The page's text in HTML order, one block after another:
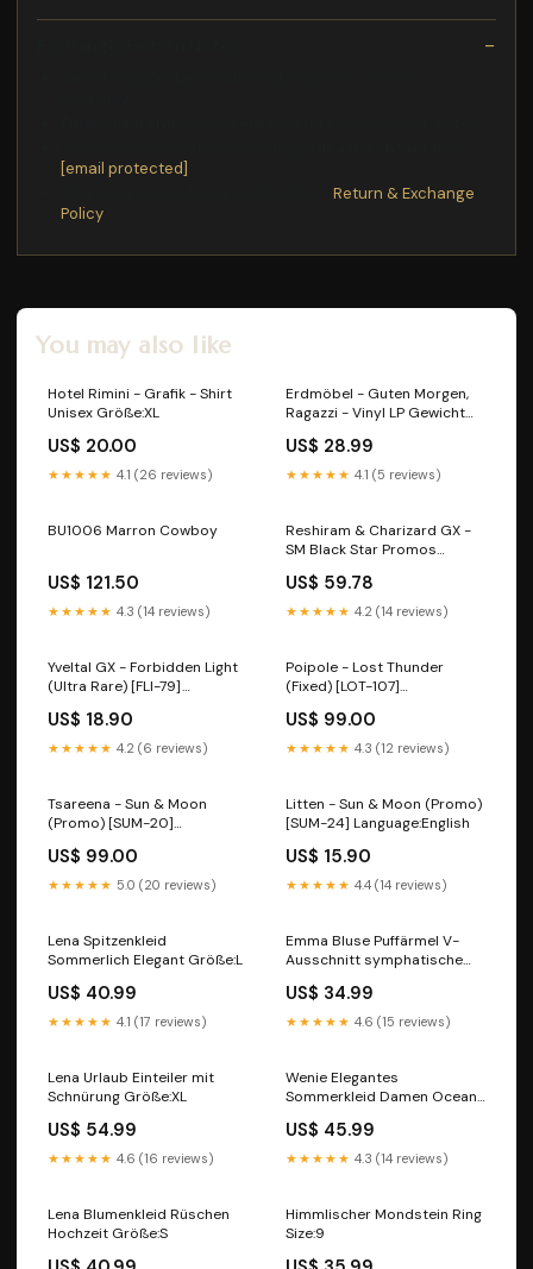
[email protected]
Return & Exchange
Policy
You may also like
Hotel Rimini - Grafik - Shirt
Unisex Größe:XL
US$ 20.00
★★★★★ 4.1 (26 reviews)
Erdmöbel - Guten Morgen,
Ragazzi - Vinyl LP Gewicht
US$ 28.99
★★★★★ 4.1 (5 reviews)
BU1006 Marron Cowboy
US$ 121.50
★★★★★ 4.3 (14 reviews)
Reshiram & Charizard GX -
SM Black Star Promos
US$ 59.78
★★★★★ 4.2 (14 reviews)
Yveltal GX - Forbidden Light
(Ultra Rare) [FLI-79]
US$ 18.90
★★★★★ 4.2 (6 reviews)
Poipole - Lost Thunder
(Fixed) [LOT-107]
US$ 99.00
★★★★★ 4.3 (12 reviews)
Tsareena - Sun & Moon
(Promo) [SUM-20]
US$ 99.00
★★★★★ 5.0 (20 reviews)
Litten - Sun & Moon (Promo)
[SUM-24] Language:English
US$ 15.90
★★★★★ 4.4 (14 reviews)
Lena Spitzenkleid
Sommerlich Elegant Größe:L
US$ 40.99
★★★★★ 4.1 (17 reviews)
Emma Bluse Puffärmel V-
Ausschnitt symphatische
US$ 34.99
★★★★★ 4.6 (15 reviews)
Lena Urlaub Einteiler mit
Schnürung Größe:XL
US$ 54.99
★★★★★ 4.6 (16 reviews)
Wenie Elegantes
Sommerkleid Damen Ocean
US$ 45.99
★★★★★ 4.3 (14 reviews)
Lena Blumenkleid Rüschen
Hochzeit Größe:S
Himmlischer Mondstein Ring
Size:9